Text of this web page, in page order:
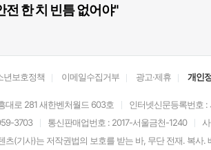
전 한 치 빈틈 없어야"
년보호정책 이메일수집거부 광고·제휴 개인
대로 281 새한벤처월드 603호 인터넷신문등록번호 :
3703
통신판매업번호 : 2017-서울금천-1240
츠(기사)는 저작권법의 보호를 받는 바, 무단 전재. 복사.